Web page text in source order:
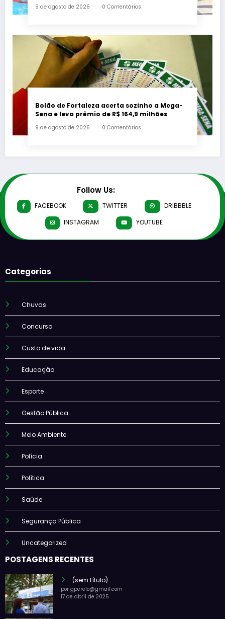
mural no Parque Oeste
9 de agosto de 2026 0 Comentários
Bolão de Fortaleza acerta sozinho a Mega-
Sena e leva prêmio de R$ 164,9 milhões
9 de agosto de 2026 0 Comentários
Follow Us:
FACEBOOK TWITTER
DRIBBBLE
INSTAGRAM
YOUTUBE
Categorias
Chuvas
Concurso
Custo de vida
Educação
Esporte
Gestão Pública
Meio Ambiente
Polícia
Política
Saúde
Segurança Pública
Uncategorized
POSTAGENS RECENTES
(sem título)
por gperelo@gmail.com
17 de abril de 2025